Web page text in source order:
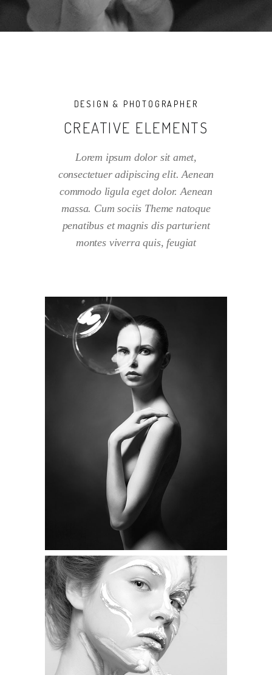
DESIGN & PHOTOGRAPHER
CREATIVE ELEMENTS
Lorem ipsum dolor sit amet,
consectetuer adipiscing elit. Aenean
commodo ligula eget dolor. Aenean
massa. Cum sociis Theme natoque
penatibus et magnis dis parturient
montes viverra quis, feugiat